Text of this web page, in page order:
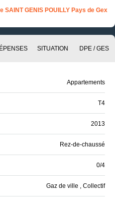
SAINT GENIS POUILLY Pays de Gex
SITUATION DPE / GES
Appartements
T4
2013
Rez-de-chaussé
0/4
Gaz de ville , Collectif